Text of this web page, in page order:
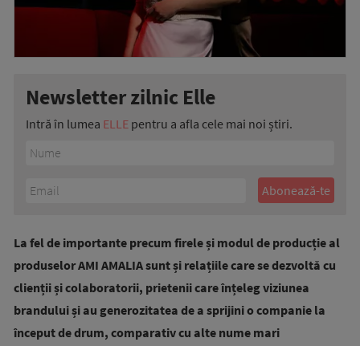
Newsletter zilnic Elle
Intră în lumea ELLE pentru a afla cele mai noi știri.
La fel de importante precum firele și modul de producție al
produselor AMI AMALIA sunt și relațiile care se dezvoltă cu
clienții și colaboratorii, prietenii care înțeleg viziunea
brandului și au generozitatea de a sprijini o companie la
început de drum, comparativ cu alte nume mari